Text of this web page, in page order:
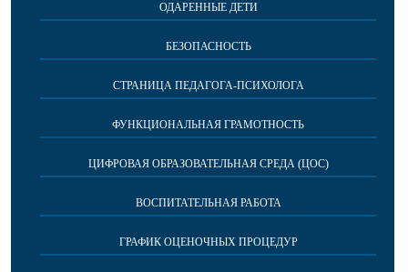
ОДАРЕННЫЕ ДЕТИ
БЕЗОПАСНОСТЬ
СТРАНИЦА ПЕДАГОГА-ПСИХОЛОГА
ФУНКЦИОНАЛЬНАЯ ГРАМОТНОСТЬ
ЦИФРОВАЯ ОБРАЗОВАТЕЛЬНАЯ СРЕДА (ЦОС)
ВОСПИТАТЕЛЬНАЯ РАБОТА
ГРАФИК ОЦЕНОЧНЫХ ПРОЦЕДУР